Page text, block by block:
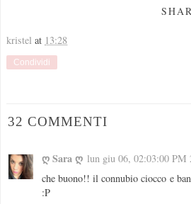
kristel at 13:28
Condividi
32 COMMENTI
ღ Sara ღ lun giu 06, 02:03:00 PM
che buono!! il connubio ciocco e
:P